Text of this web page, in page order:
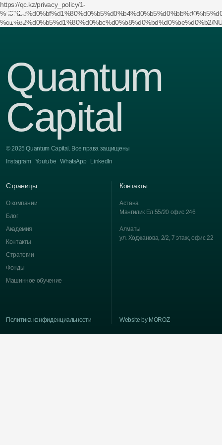
меню
https://qc.kz/privacy_policy/1-
%d1%82%d0%b5%d1%80%d0%bc%d0%b8%d0%bd%d0%be%d0%b2/
Quantum
Capital
© 2025 Quantum Capital. Все права защищены
Instagram Youtube WhatsApp LinkedIn
Страницы
О компании
Блог
Академия
Контакты
Стратегии
Фонды
Машинное обучение
Политика конфиденциальности
Контакты
Астана
Мангилик Ел 55/20 офис 246
Алматы
ул. Ходжанова, 2/2, 7 этаж, офис 22
Website by MOROZ